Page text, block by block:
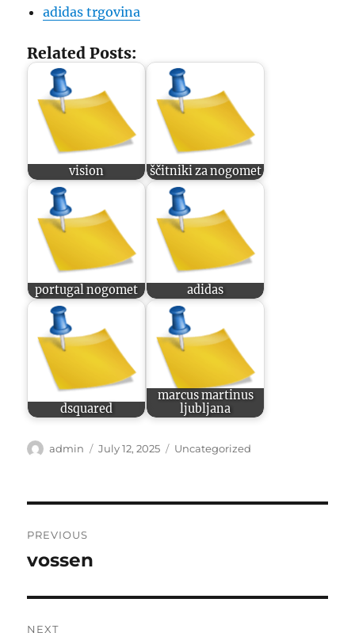
adidas trgovina
Related Posts:
vision ščitniki za nogomet
portugal nogomet adidas
dsquared
marcus martinus
ljubljana
Author
admin
Posted
July 12, 2025 Categories
Uncategorized
navigation
PREVIOUS
Previous
vossen
NEXT